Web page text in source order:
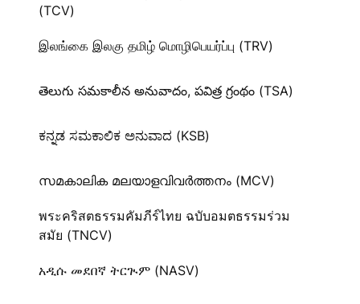
(TCV)
இலங்கை இலகு தமிழ் மொழிபெயர்ப்பு (TRV)
తెలుగు సమకాలీన అనువాదం, పవిత్ర గ్రంథం (TSA)
ಕನ್ನಡ ಸಮಕಾಲಿಕ ಅನುವಾದ (KSB)
സമകാലിക മലയാളവിവർത്തനം (MCV)
พระคริสตธรรมคัมภีร์ไทย ฉบับอมตธรรมร่วม
สมัย (TNCV)
አዲሱ መደበኛ ትርጒም (NASV)